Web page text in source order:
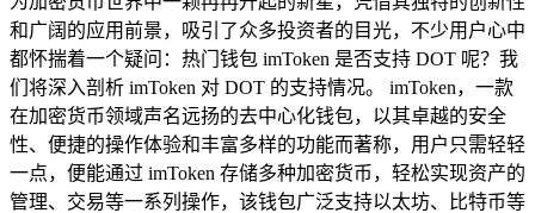
和广阔的应用前景，吸引了众多投资者的目光，不少用户心中
都怀揣着一个疑问：热门钱包 imToken 是否支持 DOT 呢？我
们将深入剖析 imToken 对 DOT 的支持情况。 imToken，一款
在加密货币领域声名远扬的去中心化钱包，以其卓越的安全
性、便捷的操作体验和丰富多样的功能而著称，用户只需轻轻
一点，便能通过 imToken 存储多种加密货币，轻松实现资产的
管理、交易等一系列操作，该钱包广泛支持以太坊、比特币等